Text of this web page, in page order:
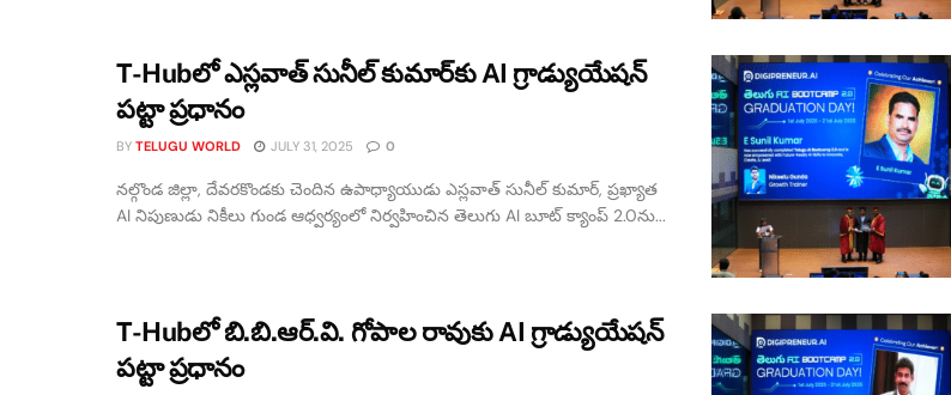
T-Hubలో ఎస్లవాత్ సునీల్ కుమార్‌కు AI గ్రాడ్యుయేషన్
పట్టా ప్రధానం
BY TELUGU WORLD JULY 31, 2025 0
నల్గొండ జిల్లా, దేవరకొండకు చెందిన ఉపాధ్యాయుడు ఎస్లవాత్ సునీల్ కుమార్, ప్రఖ్యాత
AI నిపుణుడు నికీలు గుండ ఆధ్వర్యంలో నిర్వహించిన తెలుగు AI బూట్ క్యాంప్ 2.0ను...
T-Hubలో బి.బి.ఆర్.వి. గోపాల రావుకు AI గ్రాడ్యుయేషన్
పట్టా ప్రధానం